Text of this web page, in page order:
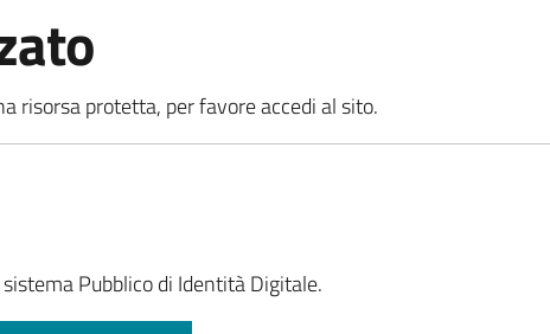
risorsa protetta, per favore accedi al sito.
Pubblico di Identità Digitale.